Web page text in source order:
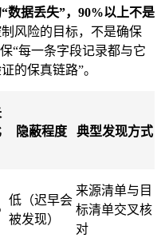
数据丢失”，90%以上不是
风险的目标，不是确保
“每一条字段记录都与它
的保真链路”。
隐蔽程度 典型发现方式
低（迟早会
被发现）
来源清单与目
标清单交叉核
对